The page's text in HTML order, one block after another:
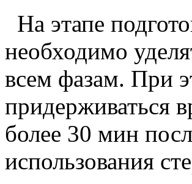
На этапе
необходимо
всем фазам. При
придерживаться
более 30 мин
использования